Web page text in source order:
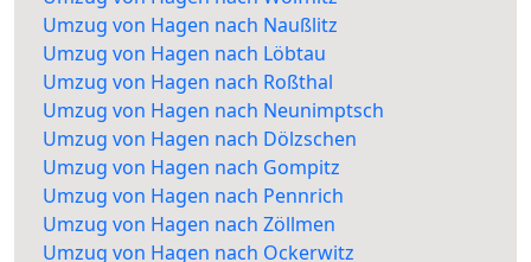
Umzug von Hagen nach Naußlitz
Umzug von Hagen nach Löbtau
Umzug von Hagen nach Roßthal
Umzug von Hagen nach Neunimptsch
Umzug von Hagen nach Dölzschen
Umzug von Hagen nach Gompitz
Umzug von Hagen nach Pennrich
Umzug von Hagen nach Zöllmen
Umzug von Hagen nach Ockerwitz